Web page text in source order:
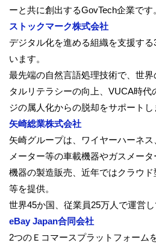
ーと共に創出するGovTech企業です
ストックマーク株式会社
デジタル化を進める組織を支援す
います。
最先端の自然言語処理技術で、 世界
タルリテラシーの向上、 VUCA時代
ジの属人化からの脱却をサポートし
矢崎総業株式会社
矢崎グループは、ワイヤーハーネス
メーター等の車載機器やガスメータ
機器の製造販売、 近年ではクラウ
等を提供。
世界45か国、従業員25万人で運営し
eBay Japan合同会社
2つのＥコマースプラットフォーム